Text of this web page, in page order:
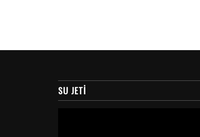
SU JETI